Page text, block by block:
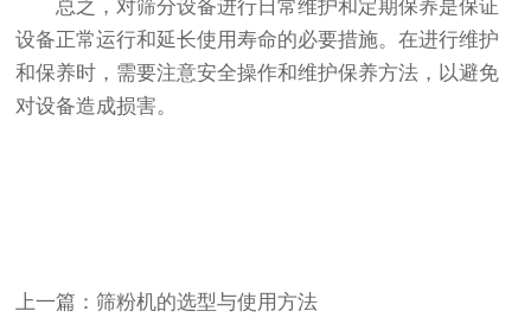
总之，对筛分设备进行日常维护和定期保养是保证
设备正常运行和延长使用寿命的必要措施。在进行维护
和保养时，需要注意安全操作和维护保养方法，以避免
对设备造成损害。
上一篇：筛粉机的选型与使用方法